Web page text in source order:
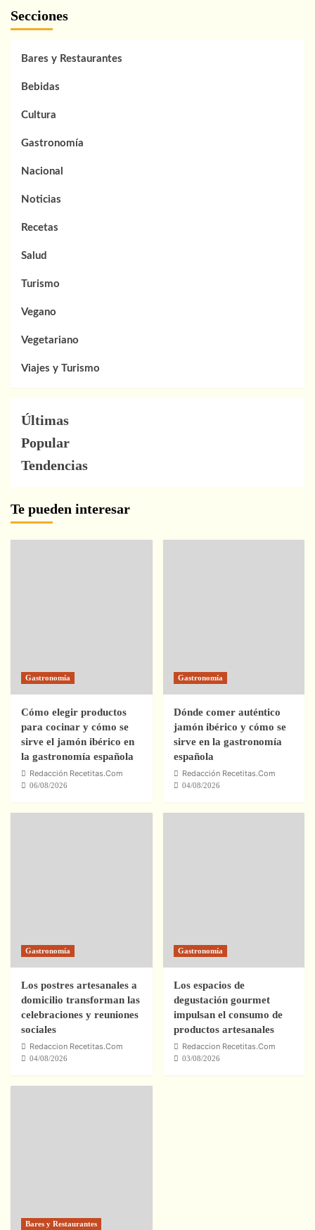
Secciones
Bares y Restaurantes
Bebidas
Cultura
Gastronomía
Nacional
Noticias
Recetas
Salud
Turismo
Vegano
Vegetariano
Viajes y Turismo
Últimas
Popular
Tendencias
Te pueden interesar
Gastronomía
Cómo elegir productos
para cocinar y cómo se
sirve el jamón ibérico en
la gastronomía española
Redacción Recetitas.Com
06/08/2026
Gastronomía
Dónde comer auténtico
jamón ibérico y cómo se
sirve en la gastronomía
española
Redacción Recetitas.Com
04/08/2026
Gastronomía
Los postres artesanales a
domicilio transforman las
celebraciones y reuniones
sociales
Redaccion Recetitas.Com
04/08/2026
Gastronomía
Los espacios de
degustación gourmet
impulsan el consumo de
productos artesanales
Redaccion Recetitas.Com
03/08/2026
Bares y Restaurantes